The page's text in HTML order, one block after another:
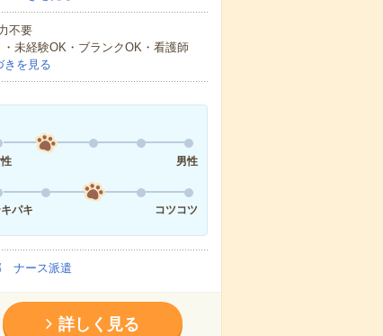
不要
未経験OK・ブランクOK・看護師
きを見る
男性
パキ
コツコツ
ナース派遣
詳しく見る